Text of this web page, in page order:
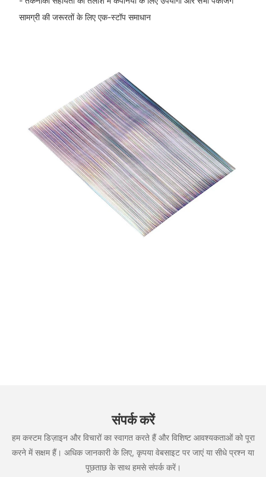
सामग्री की जरूरतों के लिए एक-स्टॉप समाधान
संपर्क करें
हम कस्टम डिज़ाइन और विचारों का स्वागत करते हैं और विशिष्ट आवश्यकताओं को पूरा
करने में सक्षम हैं। अधिक जानकारी के लिए, कृपया वेबसाइट पर जाएं या सीधे प्रश्न या
पूछताछ के साथ हमसे संपर्क करें।